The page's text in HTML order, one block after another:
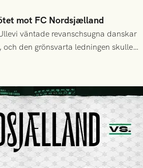
mot FC Nordsjælland
väntade revanschsugna danskar
och den grönsvarta ledningen skulle
spelad. På lika mark visade
europaäventyret tog slut.